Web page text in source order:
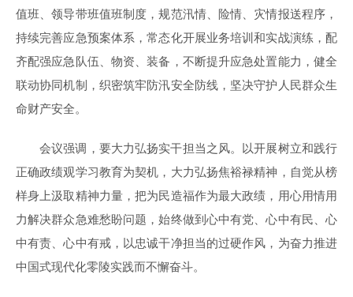
值班、领导带班值班制度，规范汛情、险情、灾情报送程序，
持续完善应急预案体系，常态化开展业务培训和实战演练，配
齐配强应急队伍、物资、装备，不断提升应急处置能力，健全
联动协同机制，织密筑牢防汛安全防线，坚决守护人民群众生
命财产安全。
会议强调，要大力弘扬实干担当之风。以开展树立和践行
正确政绩观学习教育为契机，大力弘扬焦裕禄精神，自觉从榜
样身上汲取精神力量，把为民造福作为最大政绩，用心用情用
力解决群众急难愁盼问题，始终做到心中有党、心中有民、心
中有责、心中有戒，以忠诚干净担当的过硬作风，为奋力推进
中国式现代化零陵实践而不懈奋斗。